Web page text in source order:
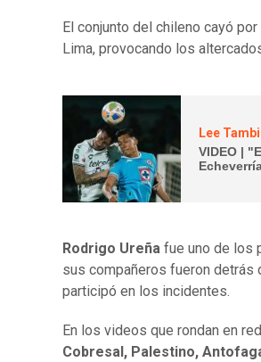
El conjunto del chileno cayó
Lima, provocando los
Lee
VIDEO |
Rodrigo Ureña fue uno de los
sus compañeros fueron detrás
participó en los incidentes.
En los videos que rondan en
Cobresal, Palestino,